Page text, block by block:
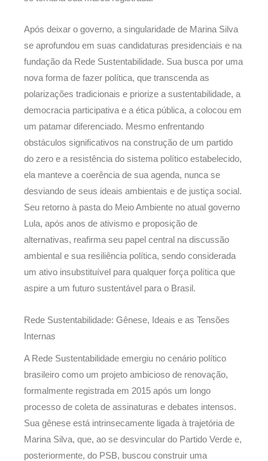
Após deixar o governo, a singularidade de Marina Silva
se aprofundou em suas candidaturas presidenciais e na
fundação da Rede Sustentabilidade. Sua busca por uma
nova forma de fazer política, que transcenda as
polarizações tradicionais e priorize a sustentabilidade, a
democracia participativa e a ética pública, a colocou em
um patamar diferenciado. Mesmo enfrentando
obstáculos significativos na construção de um partido
do zero e a resistência do sistema político estabelecido,
ela manteve a coerência de sua agenda, nunca se
desviando de seus ideais ambientais e de justiça social.
Seu retorno à pasta do Meio Ambiente no atual governo
Lula, após anos de ativismo e proposição de
alternativas, reafirma seu papel central na discussão
ambiental e sua resiliência política, sendo considerada
um ativo insubstituível para qualquer força política que
aspire a um futuro sustentável para o Brasil.
Rede Sustentabilidade: Gênese, Ideais e as Tensões
Internas
A Rede Sustentabilidade emergiu no cenário político
brasileiro como um projeto ambicioso de renovação,
formalmente registrada em 2015 após um longo
processo de coleta de assinaturas e debates intensos.
Sua gênese está intrinsecamente ligada à trajetória de
Marina Silva, que, ao se desvincular do Partido Verde e,
posteriormente, do PSB, buscou construir uma